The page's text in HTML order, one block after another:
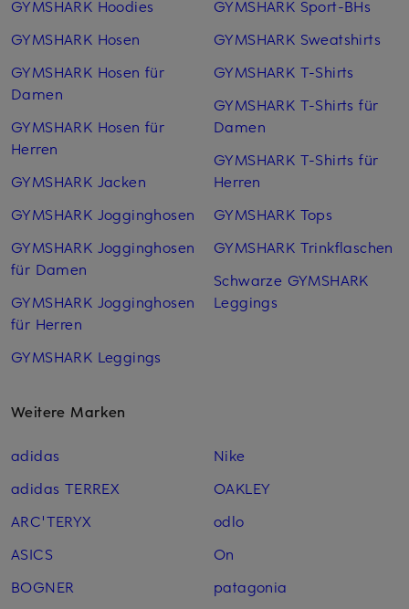
GYMSHARK Hoodies
GYMSHARK Hosen
GYMSHARK Hosen für
Damen
GYMSHARK Hosen für
Herren
GYMSHARK Jacken
GYMSHARK Jogginghosen
GYMSHARK Jogginghosen
für Damen
GYMSHARK Jogginghosen
für Herren
GYMSHARK Leggings
GYMSHARK Sport-BHs
GYMSHARK Sweatshirts
GYMSHARK T-Shirts
GYMSHARK T-Shirts für
Damen
GYMSHARK T-Shirts für
Herren
GYMSHARK Tops
GYMSHARK Trinkflaschen
Schwarze GYMSHARK
Leggings
Weitere Marken
adidas
adidas TERREX
ARC'TERYX
ASICS
BOGNER
Nike
OAKLEY
odlo
On
patagonia